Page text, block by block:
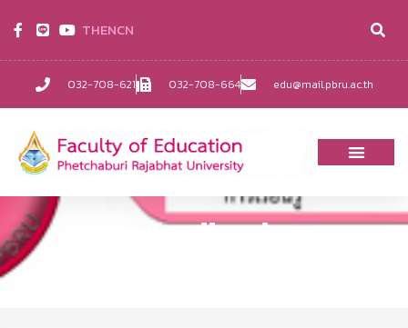
032-708-621 032-708-664 edu@mail.pbru.ac.th
THENCN
e-media edu